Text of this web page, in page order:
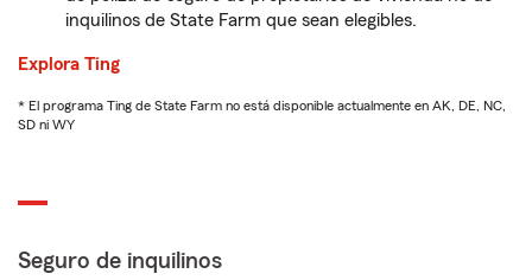
inquilinos de State Farm que sean elegibles.
Explora Ting
* El programa Ting de State Farm no está disponible actualmente en AK, DE, NC,
SD ni WY
Seguro de inquilinos